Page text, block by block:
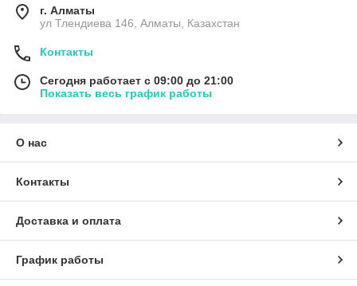
г. Алматы
ул Тлендиева 146, Алматы, Казахстан
Контакты
Сегодня работает с 09:00 до 21:00
Показать весь график работы
О нас
Контакты
Доставка и оплата
График работы